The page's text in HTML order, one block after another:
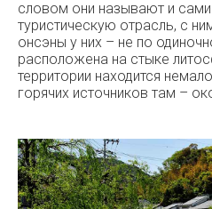
словом они называют и сами
туристическую отрасль, с
онсэны у них – не по
расположена на стыке
территории находится
горячих источников там –